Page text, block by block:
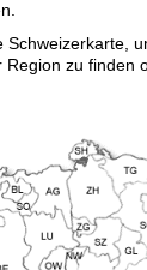
Schweizerkarte,
Region zu finden